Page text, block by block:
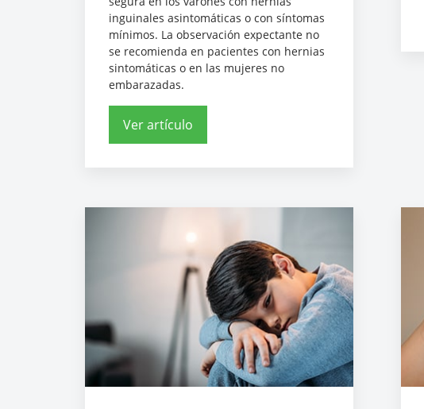
inguinales asintomáticas o con síntomas
mínimos. La observación expectante no
se recomienda en pacientes con hernias
sintomáticas o en las mujeres no
embarazadas.
Ver artículo